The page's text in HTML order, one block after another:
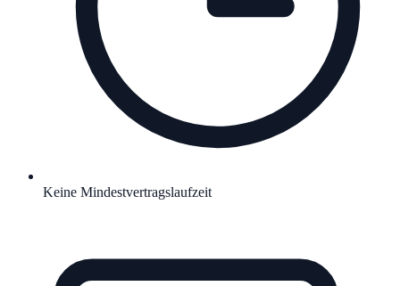
Keine Mindestvertragslaufzeit